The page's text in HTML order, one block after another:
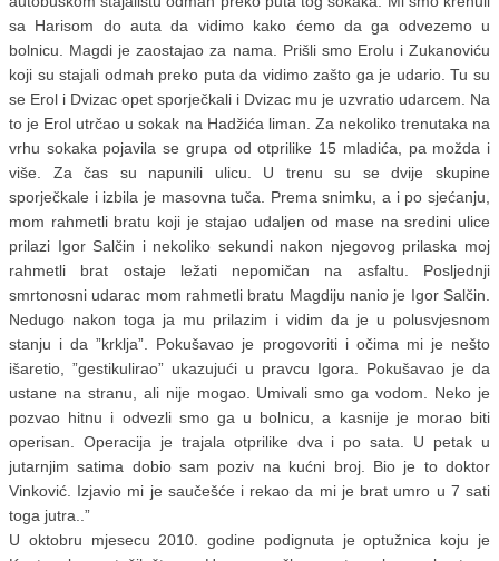
sa Harisom do auta da vidimo kako ćemo da ga odvezemo u
bolnicu. Magdi je zaostajao za nama. Prišli smo Erolu i Zukanoviću
koji su stajali odmah preko puta da vidimo zašto ga je udario. Tu su
se Erol i Dvizac opet sporječkali i Dvizac mu je uzvratio udarcem. Na
to je Erol utrčao u sokak na Hadžića liman. Za nekoliko trenutaka na
vrhu sokaka pojavila se grupa od otprilike 15 mladića, pa možda i
više. Za čas su napunili ulicu. U trenu su se dvije skupine
sporječkale i izbila je masovna tuča. Prema snimku, a i po sjećanju,
mom rahmetli bratu koji je stajao udaljen od mase na sredini ulice
prilazi Igor Salčin i nekoliko sekundi nakon njegovog prilaska moj
rahmetli brat ostaje ležati nepomičan na asfaltu. Posljednji
smrtonosni udarac mom rahmetli bratu Magdiju nanio je Igor Salčin.
Nedugo nakon toga ja mu prilazim i vidim da je u polusvjesnom
stanju i da ”krklja”. Pokušavao je progovoriti i očima mi je nešto
išaretio, ”gestikulirao” ukazujući u pravcu Igora. Pokušavao je da
ustane na stranu, ali nije mogao. Umivali smo ga vodom. Neko je
pozvao hitnu i odvezli smo ga u bolnicu, a kasnije je morao biti
operisan. Operacija je trajala otprilike dva i po sata. U petak u
jutarnjim satima dobio sam poziv na kućni broj. Bio je to doktor
Vinković. Izjavio mi je saučešće i rekao da mi je brat umro u 7 sati
toga jutra..”
U oktobru mjesecu 2010. godine podignuta je optužnica koju je